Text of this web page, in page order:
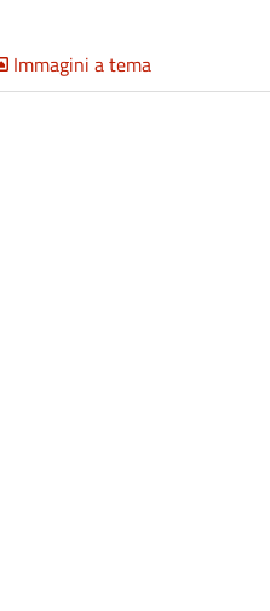
Immagini a tema